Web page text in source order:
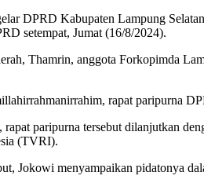
DPRD Kabupaten Lampung
setempat, Jumat (16/8/2024).
Thamrin, anggota Forkopimda
rapat paripurna
rapat paripurna tersebut dilanjutkan
(TVRI).
Jokowi menyampaikan pidatonya